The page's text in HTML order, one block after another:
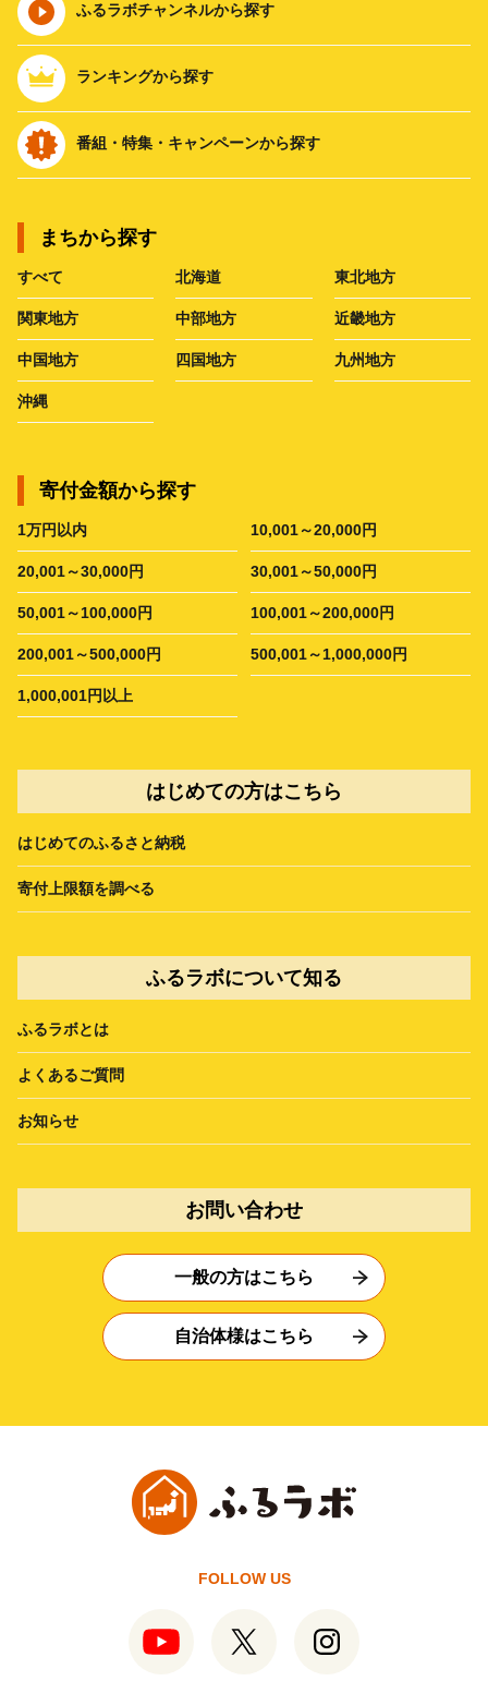
ふるラボチャンネルから探す
ランキングから探す
番組・特集・キャンペーンから探す
まちから探す
すべて 北海道 東北地方
関東地方 中部地方 近畿地方
中国地方 四国地方 九州地方
沖縄
寄付金額から探す
1万円以内 10,001～20,000円
20,001～30,000円 30,001～50,000円
50,001～100,000円 100,001～200,000円
200,001～500,000円 500,001～1,000,000円
1,000,001円以上
はじめての方はこちら
はじめてのふるさと納税
寄付上限額を調べる
ふるラボについて知る
ふるラボとは
よくあるご質問
お知らせ
お問い合わせ
一般の方はこちら
自治体様はこちら
FOLLOW US